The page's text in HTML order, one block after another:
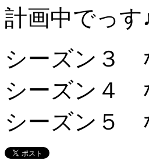
計画中でっす
シーズン３
シーズン４
シーズン５